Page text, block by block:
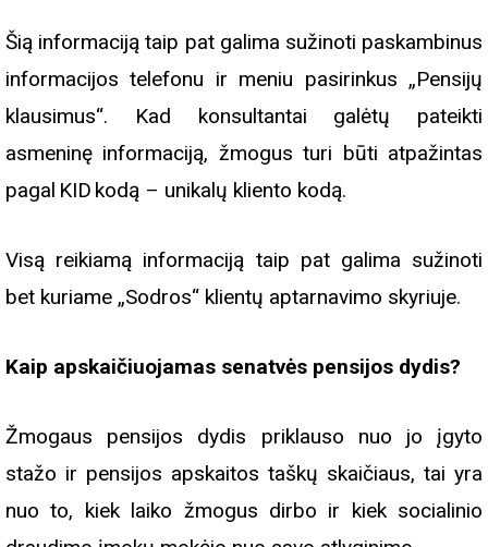
Šią informaciją taip pat galima sužinoti paskambinus
informacijos telefonu ir meniu pasirinkus „Pensijų
klausimus“. Kad konsultantai galėtų pateikti
asmeninę informaciją, žmogus turi būti atpažintas
pagal KID kodą – unikalų kliento kodą.
Visą reikiamą informaciją taip pat galima sužinoti
bet kuriame „Sodros“ klientų aptarnavimo skyriuje.
Kaip apskaičiuojamas senatvės pensijos dydis?
Žmogaus pensijos dydis priklauso nuo jo įgyto
stažo ir pensijos apskaitos taškų skaičiaus, tai yra
nuo to, kiek laiko žmogus dirbo ir kiek socialinio